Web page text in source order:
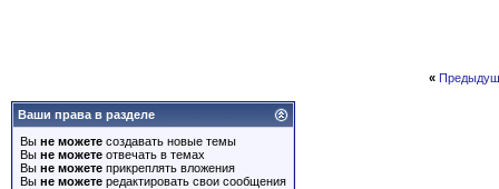
«
Ваши права в разделе
Вы не можете создавать новые темы
Вы не можете отвечать в темах
Вы не можете прикреплять вложения
Вы не можете редактировать свои сообщения